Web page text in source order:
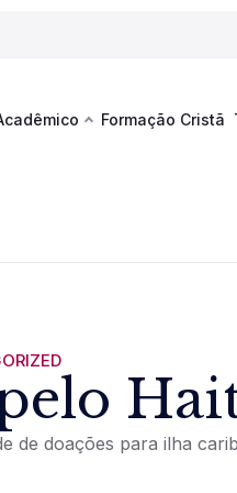
Formação Cristã
de doações para ilha